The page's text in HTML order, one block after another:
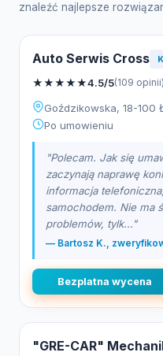
znaleźć najlepsze
Auto Serwis Cross
★★★★★4.5/5(109 opinii)
Goździkowska, 18-100
Po umowieniu
"Polecam. Jak się
zaczynają naprawę
informacja
samochodem. Nie ma
problemów, tylk..."
— Bartosz K.,
Bezplatna wycena
"GRE-CAR"